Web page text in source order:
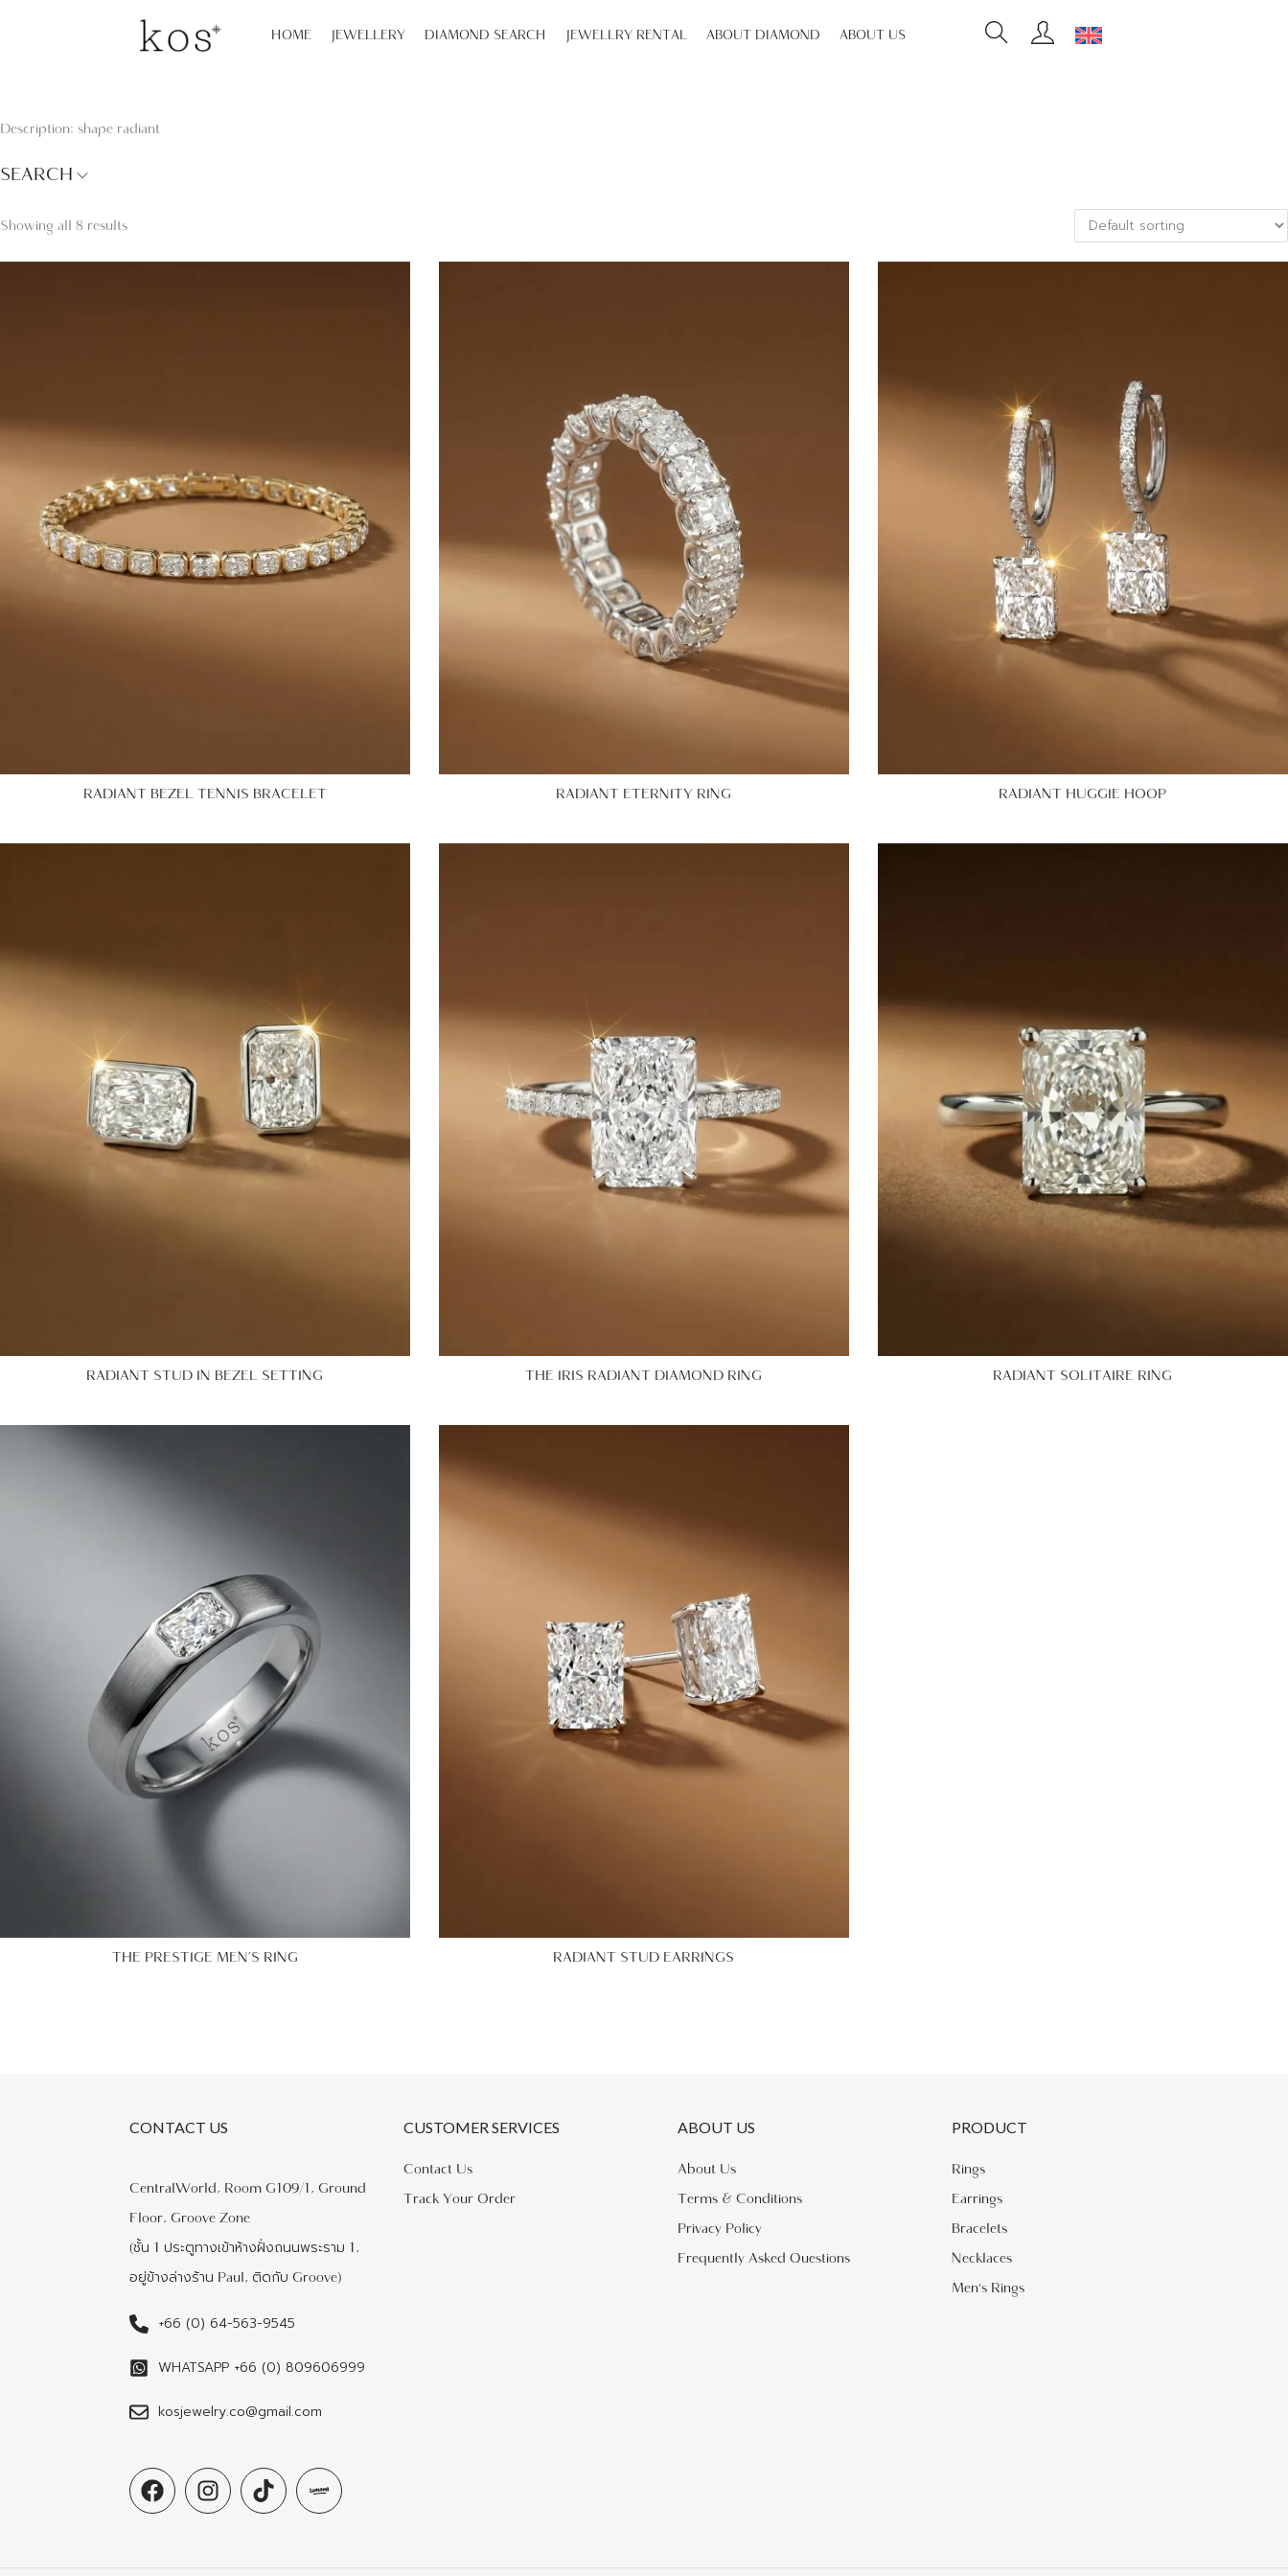
HOME JEWELLERY DIAMOND SEARCH JEWELLRY RENTAL ABOUT DIAMOND ABOUT US
Description: shape radiant
SEARCH
Showing all 8 results
RADIANT BEZEL TENNIS BRACELET RADIANT ETERNITY RING RADIANT HUGGIE HOOP
RADIANT STUD IN BEZEL SETTING THE IRIS RADIANT DIAMOND RING RADIANT SOLITAIRE RING
THE PRESTIGE MEN’S RING RADIANT STUD EARRINGS
CONTACT US
CentralWorld, Room G109/1, Ground
Floor, Groove Zone
(ชั้น 1 ประตูทางเข้าห้างฝั่งถนนพระราม 1,
อยู่ข้างล่างร้าน Paul, ติดกับ Groove)
+66 (0) 64-563-9545
WHATSAPP +66 (0) 809606999
kosjewelry.co@gmail.com
CUSTOMER SERVICES
Contact Us
Track Your Order
ABOUT US
About Us
Terms & Conditions
Privacy Policy
Frequently Asked Questions
PRODUCT
Rings
Earrings
Bracelets
Necklaces
Men's Rings